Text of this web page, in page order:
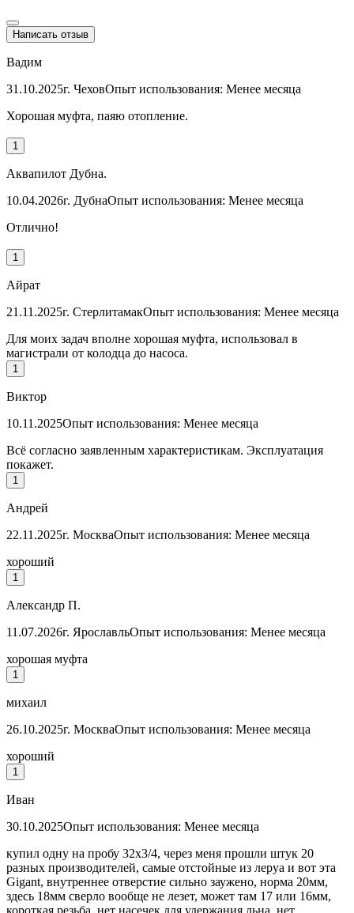
Написать отзыв
Вадим
31.10.2025г. ЧеховОпыт использования: Менее месяца
Хорошая муфта, паяю отопление.
1
Аквапилот Дубна.
10.04.2026г. ДубнаОпыт использования: Менее месяца
Отлично!
1
Айрат
21.11.2025г. СтерлитамакОпыт использования: Менее месяца
Для моих задач вполне хорошая муфта, использовал в
магистрали от колодца до насоса.
1
Виктор
10.11.2025Опыт использования: Менее месяца
Всё согласно заявленным характеристикам. Эксплуатация
покажет.
1
Андрей
22.11.2025г. МоскваОпыт использования: Менее месяца
хороший
1
Александр П.
11.07.2026г. ЯрославльОпыт использования: Менее месяца
хорошая муфта
1
михаил
26.10.2025г. МоскваОпыт использования: Менее месяца
хороший
1
Иван
30.10.2025Опыт использования: Менее месяца
купил одну на пробу 32х3/4, через меня прошли штук 20
разных производителей, самые отстойные из леруа и вот эта
Gigant, внутреннее отверстие сильно заужено, норма 20мм,
здесь 18мм сверло вообще не лезет, может там 17 или 16мм,